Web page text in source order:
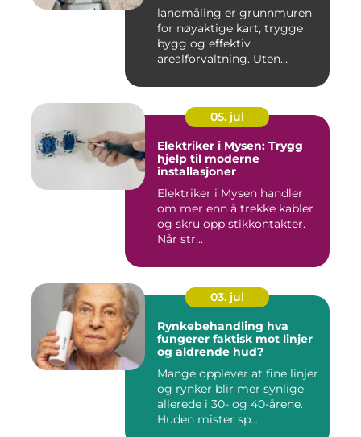
landmåling er grunnmuren
for nøyaktige kart, trygge
bygg og effektiv
arealforvaltning. Uten
05. jul
Elektriker i Mysen: Trygg
hjelp til moderne
installasjoner
Elektriker i Mysen handler
om mer enn å trekke kabler
og skru opp stikkontakter.
Når str...
03. jul
Rynkebehandling hva
fungerer faktisk mot linjer
og aldrende hud?
Mange opplever at fine linjer
og rynker blir mer synlige
allerede i 30- og 40-årene.
Huden mister sp...